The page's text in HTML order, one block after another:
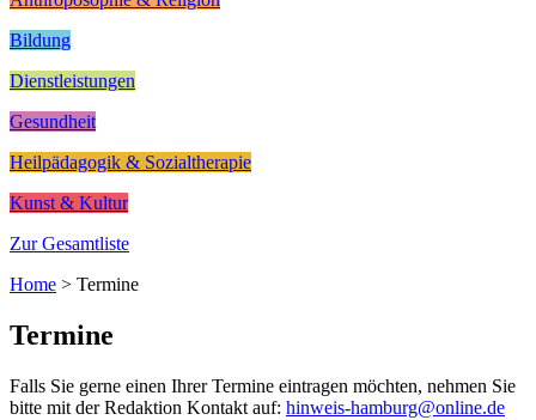
Bildung
Dienstleistungen
Gesundheit
Heilpädagogik & Sozialtherapie
Kunst & Kultur
Zur Gesamtliste
Home > Termine
Termine
Falls Sie gerne einen Ihrer Termine eintragen möchten, nehmen Sie
bitte mit der Redaktion Kontakt auf: hinweis-hamburg@online.de